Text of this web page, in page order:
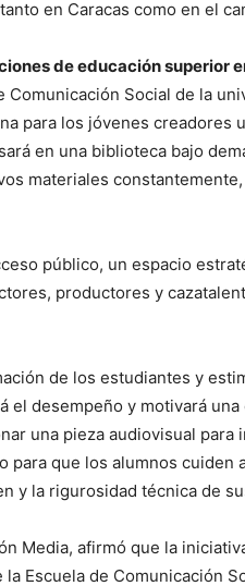
en Caracas como en el
de educación superior
Comunicación Social de la
para los jóvenes creadores
en una biblioteca bajo
materiales
público, un espacio
productores y
de los estudiantes y
el desempeño y motivará
una pieza audiovisual para
que los alumnos cuiden
y la rigurosidad técnica de
Media, afirmó que la
Escuela de Comunicación